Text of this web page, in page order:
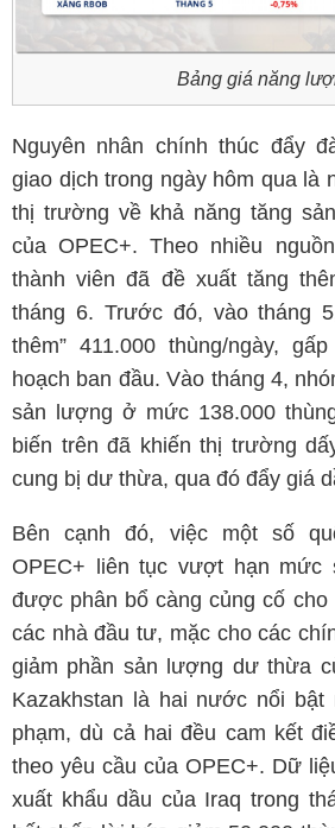
Bảng giá năng
Nguyên nhân chính thúc đẩy
giao dịch trong ngày hôm qua là
thị trường về khả năng tăng
của OPEC+. Theo nhiều
thành viên đã đề xuất tăng
tháng 6. Trước đó, vào tháng
thêm” 411.000 thùng/ngày,
hoạch ban đầu. Vào tháng 4,
sản lượng ở mức 138.000
biến trên đã khiến thị trường
cung bị dư thừa, qua đó đẩy giá
Bên cạnh đó, việc một số
OPEC+ liên tục vượt hạn mức
được phân bổ càng củng cố cho
các nhà đầu tư, mặc cho các
giảm phần sản lượng dư thừa
Kazakhstan là hai nước nổi bật
phạm, dù cả hai đều cam kết
theo yêu cầu của OPEC+. Dữ
xuất khẩu dầu của Iraq trong